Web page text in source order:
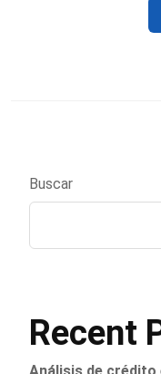
Buscar
Recent
Análisis de crédito